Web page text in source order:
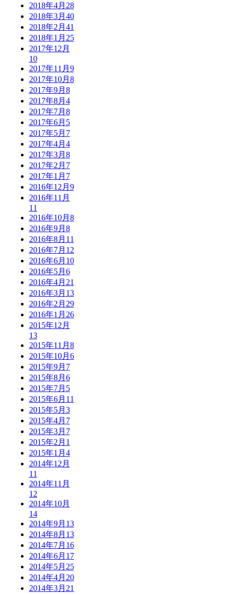
2018年4月 28
2018年3月 40
2018年2月 41
2018年1月 25
2017年12月
10
2017年11月 9
2017年10月 8
2017年9月 8
2017年8月 4
2017年7月 8
2017年6月 5
2017年5月 7
2017年4月 4
2017年3月 8
2017年2月 7
2017年1月 7
2016年12月 9
2016年11月
11
2016年10月 8
2016年9月 8
2016年8月 11
2016年7月 12
2016年6月 10
2016年5月 6
2016年4月 21
2016年3月 13
2016年2月 29
2016年1月 26
2015年12月
13
2015年11月 8
2015年10月 6
2015年9月 7
2015年8月 6
2015年7月 5
2015年6月 11
2015年5月 3
2015年4月 7
2015年3月 7
2015年2月 1
2015年1月 4
2014年12月
11
2014年11月
12
2014年10月
14
2014年9月 13
2014年8月 13
2014年7月 16
2014年6月 17
2014年5月 25
2014年4月 20
2014年3月 21